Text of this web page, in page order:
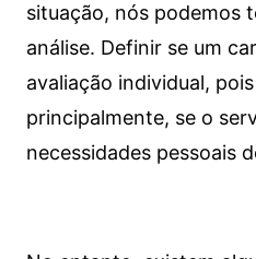
situação, nós podemos
análise. Definir se um
avaliação individual,
principalmente, se o
necessidades pessoais